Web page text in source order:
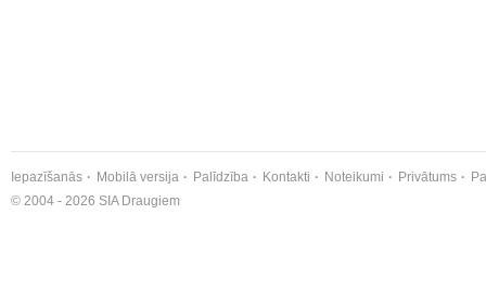
Iepazīšanās Mobilā versija Palīdzība Kontakti Noteikumi Privātums
© 2004 - 2026 SIA Draugiem